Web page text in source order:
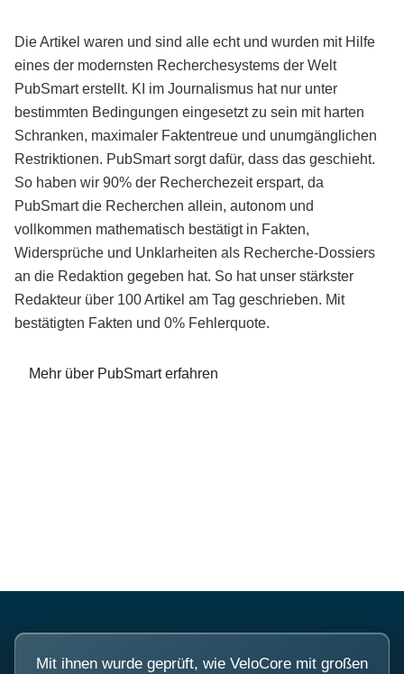
Die Artikel waren und sind alle echt und wurden mit Hilfe
eines der modernsten Recherchesystems der Welt
PubSmart erstellt. KI im Journalismus hat nur unter
bestimmten Bedingungen eingesetzt zu sein mit harten
Schranken, maximaler Faktentreue und unumgänglichen
Restriktionen. PubSmart sorgt dafür, dass das geschieht.
So haben wir 90% der Recherchezeit erspart, da
PubSmart die Recherchen allein, autonom und
vollkommen mathematisch bestätigt in Fakten,
Widersprüche und Unklarheiten als Recherche-Dossiers
an die Redaktion gegeben hat. So hat unser stärkster
Redakteur über 100 Artikel am Tag geschrieben. Mit
bestätigten Fakten und 0% Fehlerquote.
Mehr über PubSmart erfahren
Mit ihnen wurde geprüft, wie VeloCore mit großen